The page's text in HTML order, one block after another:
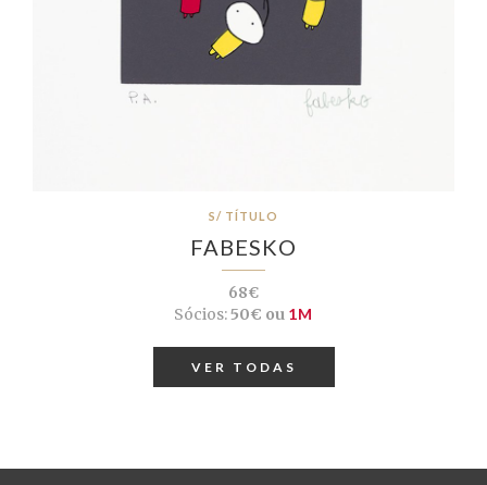
S/ TÍTULO
FABESKO
68€
Sócios:50€ ou 1M
VER TODAS